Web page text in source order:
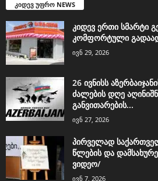
კიდევ უფრო NEWS
კიდევ ერთი სმარტი
კომფორტული
ივნ 29, 2026
26 ივნისს
ძალების დღე
განვითარების...
ივნ 27, 2026
პირველად
წლების და
ვიდეო/
ივნ 7, 2026